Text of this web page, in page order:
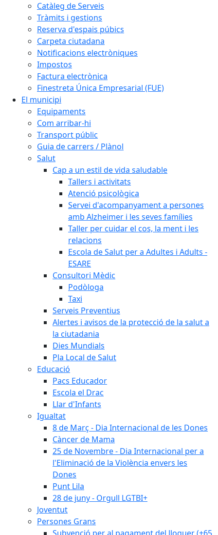
Catàleg de Serveis
Tràmits i gestions
Reserva d'espais púbics
Carpeta ciutadana
Notificacions electròniques
Impostos
Factura electrònica
Finestreta Única Empresarial (FUE)
El municipi
Equipaments
Com arribar-hi
Transport públic
Guia de carrers / Plànol
Salut
Cap a un estil de vida saludable
Tallers i activitats
Atenció psicològica
Servei d'acompanyament a persones
amb Alzheimer i les seves famílies
Taller per cuidar el cos, la ment i les
relacions
Escola de Salut per a Adultes i Adults -
ESARE
Consultori Mèdic
Podòloga
Taxi
Serveis Preventius
Alertes i avisos de la protecció de la salut a
la ciutadania
Dies Mundials
Pla Local de Salut
Educació
Pacs Educador
Escola el Drac
Llar d'Infants
Igualtat
8 de Març - Dia Internacional de les Dones
Càncer de Mama
25 de Novembre - Dia Internacional per a
l'Eliminació de la Violència envers les
Dones
Punt Lila
28 de juny - Orgull LGTBI+
Joventut
Persones Grans